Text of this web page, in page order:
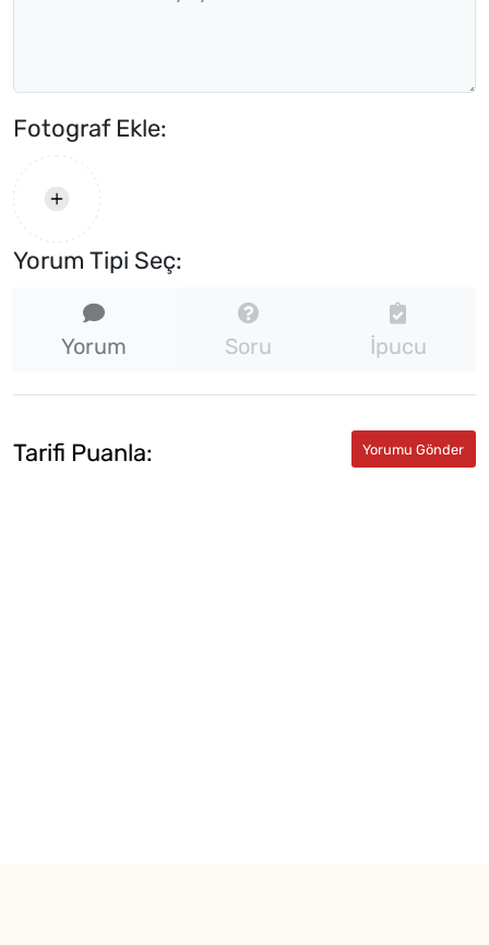
Fotograf Ekle:
Yorum Tipi Seç:
Yorum Soru İpucu
Tarifi Puanla: